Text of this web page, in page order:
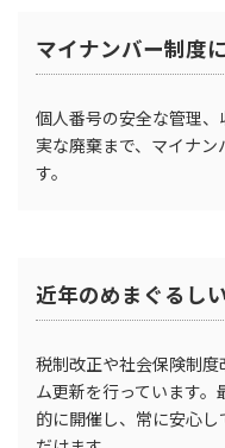
マイナンバー制度
個人番号の安全な管理
実な廃棄まで、マイナ
す。
近年のめまぐるし
税制改正や社会保険制
ム更新を行っています
的に開催し、常に安心